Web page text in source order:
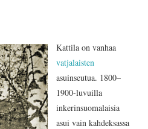
Kattila on vanhaa
vatjalaisten
asuinseutua. 1800–
1900-luvuilla
inkerinsuomalaisia
asui vain kahdeksassa